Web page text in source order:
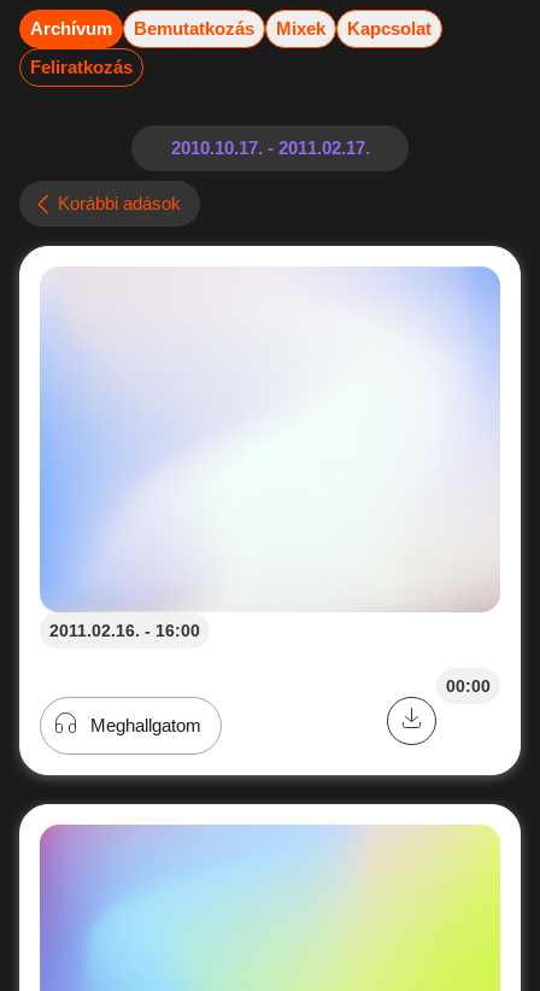
Archívum Bemutatkozás Mixek
Kapcsolat
Feliratkozás
Korábbi adások
2011.02.16. - 16:00
00:00
Meghallgatom